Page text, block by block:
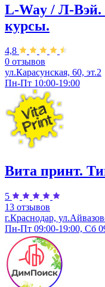
L-Way / Л-Вэй.
курсы.
4,8
0 отзывов
ул.Карасунская, 60, эт.2
Пн-Пт 10:00-19:00
Вита принт.
5
13 отзывов
г.Краснодар,
Пн-Пт 09:00-19:00, Сб